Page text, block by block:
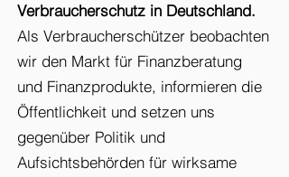
Verbraucherschutz in Deutschland.
Als Verbraucherschützer beobachten
wir den Markt für Finanzberatung
und Finanzprodukte, informieren die
Öffentlichkeit und setzen uns
gegenüber Politik und
Aufsichtsbehörden für wirksame